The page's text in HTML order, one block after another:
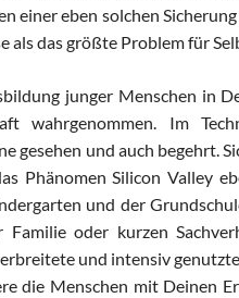
einer eben solchen
als das größte Problem für
junger Menschen in
wahrgenommen. Im
gesehen und auch begehrt.
Phänomen Silicon Valley
und der
oder kurzen
und intensiv genutzte
die Menschen mit Deinen